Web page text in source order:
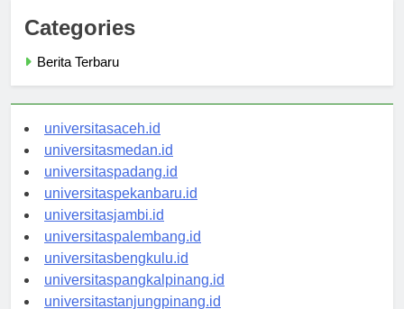
Categories
universitasaceh.id
universitasmedan.id
universitaspadang.id
universitaspekanbaru.id
universitasjambi.id
universitaspalembang.id
universitasbengkulu.id
universitaspangkalpinang.id